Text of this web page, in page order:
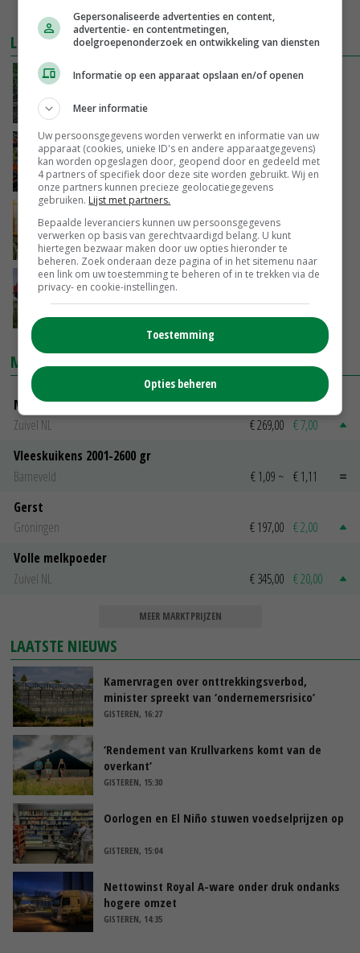
LEES OOK
Afrikaanse varkenspest niet erg
26-09-2018
Bionext onderzoekt hoe lokaal biologisch is
20-09-2018
miljard euro
08-09-2018
Drietal redt Drentse geitenboerderij
Hansketien
03-09-2018
MARKTPRIJZEN
Magere melkpoeder
Zuivel NL
€ 269,00 € 7,00
Vleeskuikens 2001-2600 gr
Barneveld
€ 1,09 ~ € 1,11
Gerst
Groningen
€ 197,00 € 2,00
Volle melkpoeder
Zuivel NL
€ 345,00 € 20,00
MEER MARKTPRIJZEN
LAATSTE NIEUWS
Kamervragen over onttrekkingsverbod,
minister spreekt van ‘ondernemersrisico’
GISTEREN, 16:27
‘Rendement van Krullvarkens komt van de
overkant’
GISTEREN, 15:30
Oorlogen en El Niño stuwen voedselprijzen op
GISTEREN, 15:04
Nettowinst Royal A-ware onder druk ondanks
hogere omzet
GISTEREN, 14:35
Gepersonaliseerde advertenties en content,
advertentie- en contentmetingen,
doelgroepenonderzoek en ontwikkeling van diensten
Informatie op een apparaat opslaan en/of openen
Meer informatie
Uw persoonsgegevens worden verwerkt en informatie van uw
apparaat (cookies, unieke ID's en andere apparaatgegevens)
kan worden opgeslagen door, geopend door en gedeeld met
4 partners of specifiek door deze site worden gebruikt. Wij en
onze partners kunnen precieze geolocatiegegevens
gebruiken. Lijst met partners.
Bepaalde leveranciers kunnen uw persoonsgegevens
verwerken op basis van gerechtvaardigd belang. U kunt
hiertegen bezwaar maken door uw opties hieronder te
beheren. Zoek onderaan deze pagina of in het sitemenu naar
een link om uw toestemming te beheren of in te trekken via de
privacy- en cookie-instellingen.
Toestemming
Opties beheren